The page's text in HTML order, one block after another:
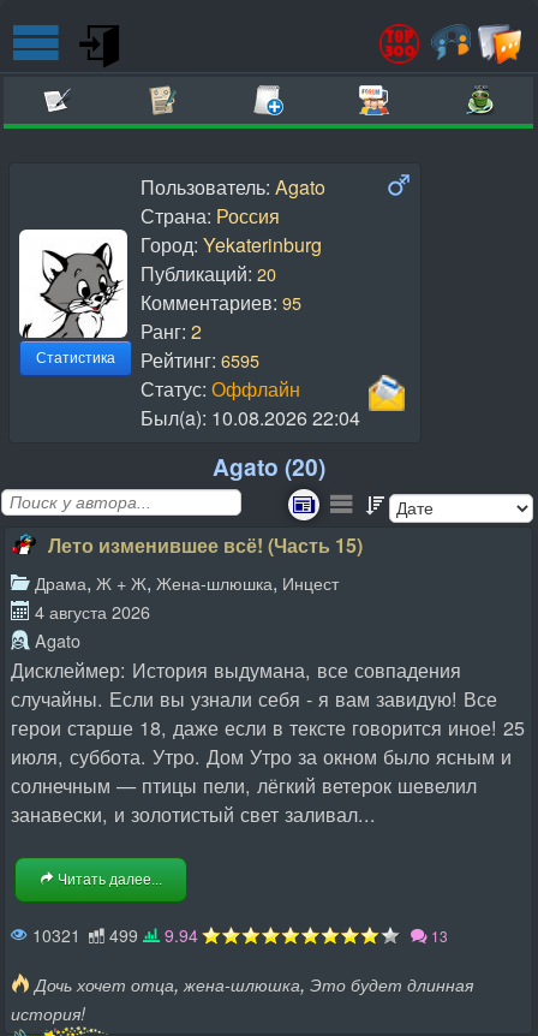
Статистика
Пользователь: Agato
Страна: Россия
Город: Yekaterinburg
Публикаций: 20
Комментариев: 95
Ранг: 2
Рейтинг: 6595
Статус: Оффлайн
Был(a): 10.08.2026 22:04
Agato (20)
Лето изменившее всё! (Часть 15)
Драма, Ж + Ж, Жена-шлюшка, Инцест
4 августа 2026
Agato
Дисклеймер: История выдумана, все совпадения
случайны. Если вы узнали себя - я вам завидую! Все
герои старше 18, даже если в тексте говорится иное! 25
июля, суббота. Утро. Дом Утро за окном было ясным и
солнечным — птицы пели, лёгкий ветерок шевелил
занавески, и золотистый свет заливал...
Читать далее...
10321 499 9.94 13
Дочь хочет отца,жена-шлюшка, Это будет длинная
история!